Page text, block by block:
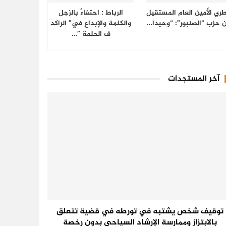
الأمين العام المستقيل
حزب “الصنبور”: “وحيدا…
الرباط : احتفاءٌ بالزجل
والكلمة والإبداع في” الراكد
ف الحلمة ”…
آخر المستجدات
توقيف شخص يشتبه في تورطه في قضية تتعلق
بالابتزاز وممارسة الإرشاد السياحي بدون رخصة